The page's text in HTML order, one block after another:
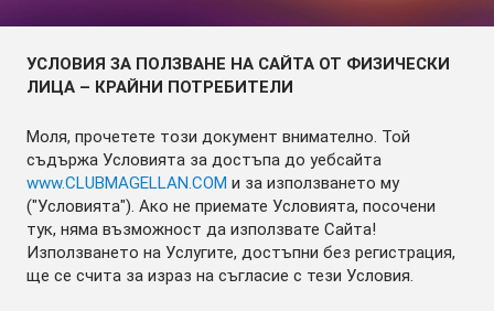
УСЛОВИЯ ЗА ПОЛЗВАНЕ НА САЙТА ОТ ФИЗИЧЕСКИ
ЛИЦА – КРАЙНИ ПОТРЕБИТЕЛИ
Моля, прочетете този документ внимателно. Той
съдържа Условията за достъпа до уебсайта
www.CLUBMAGELLAN.COM и за използването му
("Условията"). Ако не приемате Условията, посочени
тук, няма възможност да използвате Сайта!
Използването на Услугите, достъпни без регистрация,
ще се счита за израз на съгласие с тези Условия.